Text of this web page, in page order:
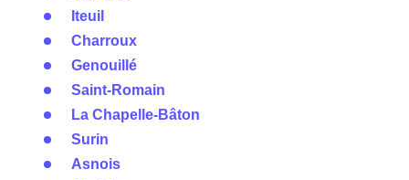
Iteuil
Charroux
Genouillé
Saint-Romain
La Chapelle-Bâton
Surin
Asnois